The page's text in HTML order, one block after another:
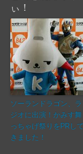
ぃ！
ソーランドラゴン、ラ
ジオに出演！かみす舞
っちゃげ祭りをPRして
きました！